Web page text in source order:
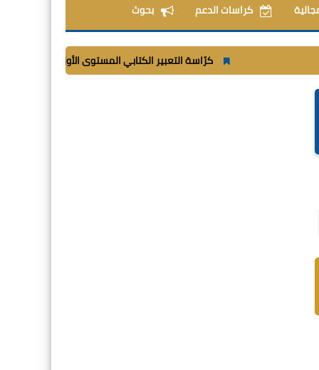
كراسات الدعم بحوث
كرّاسة التعبير الكتابي المستوى الأول ابتدائي_